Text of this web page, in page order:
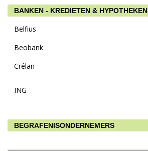
BANKEN - KREDIETEN & HYPOTHEKEN
Belfius
Beobank
Crélan
ING
BEGRAFENISONDERNEMERS